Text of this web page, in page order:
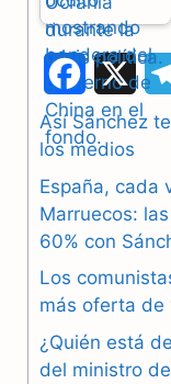
F
a
c
e
b
o
k
X
Así Sánchez
los medios
España, cada
Marruecos:
60% con
Los
más oferta de
¿Quién está
del ministro